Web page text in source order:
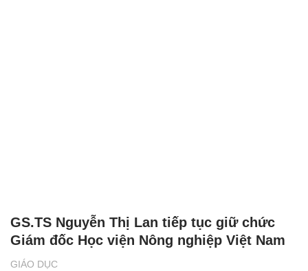
GIÁO DỤC
GS.TS Nguyễn Thị Lan tiếp tục giữ chức
Giám đốc Học viện Nông nghiệp Việt Nam